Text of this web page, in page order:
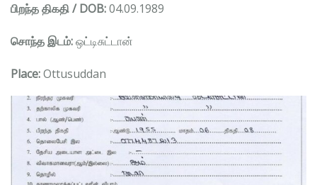
பிறந்த திகதி / DOB:04.09.1989
சொந்த இடம்:ஒட்டிசுட்டான்
Place:Ottusuddan